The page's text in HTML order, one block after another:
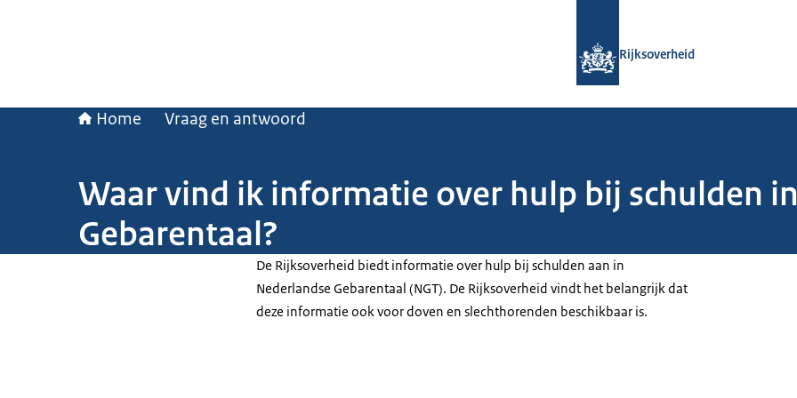
Rijksoverheid
Home Vraag en antwoord
Waar vind ik informatie over hulp bij schulden
Gebarentaal?
De Rijksoverheid biedt informatie over hulp bij schulden aan in
Nederlandse Gebarentaal (NGT). De Rijksoverheid vindt het belangrijk dat
deze informatie ook voor doven en slechthorenden beschikbaar is.